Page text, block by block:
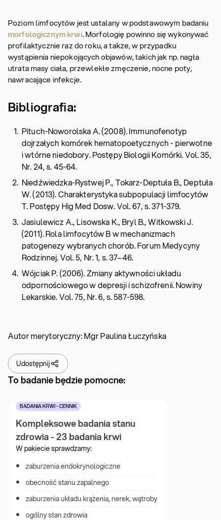
Poziom limfocytów jest ustalany w podstawowym badaniu
morfologicznym krwi. Morfologię powinno się wykonywać
profilaktycznie raz do roku, a także, w przypadku
wystąpienia niepokojących objawów, takich jak np. nagła
utrata masy ciała, przewlekłe zmęczenie, nocne poty,
nawracające infekcje.
Bibliografia:
Pituch-Noworolska A. (2008). Immunofenotyp
dojrzałych komórek hematopoetycznych - pierwotne
i wtórne niedobory. Postępy Biologii Komórki. Vol. 35,
Nr. 24, s. 45-64.
Niedźwiedzka-Rystwej P., Tokarz-Deptuła B., Deptuła
W. (2013). Charakterystyka subpopulacji limfocytów
T. Postępy Hig Med Dosw. Vol. 67, s. 371-379.
Jasiulewicz A., Lisowska K., Bryl B., Witkowski J.
(2011). Rola limfocytów B w mechanizmach
patogenezy wybranych chorób. Forum Medycyny
Rodzinnej. Vol. 5, Nr. 1, s. 37–46.
Wójciak P. (2006). Zmiany aktywności układu
odpornościowego w depresji i schizofrenii. Nowiny
Lekarskie. Vol. 75, Nr. 6, s. 587-598.
Autor merytoryczny: Mgr Paulina Łuczyńska
Udostępnij
To badanie będzie pomocne:
BADANIA KRWI - CENNIK
Kompleksowe badania stanu
zdrowia - 23 badania krwi
W pakiecie sprawdzamy:
zaburzenia endokrynologiczne
obecność stanu zapalnego
zaburzenia układu krążenia, nerek, wątroby
ogólny stan zdrowia